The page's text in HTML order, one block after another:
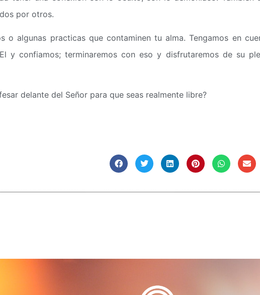
por otros.
o algunas practicas que contaminen tu alma. Tengamos en
y confiamos; terminaremos con eso y disfrutaremos de su
delante del Señor para que seas realmente libre?